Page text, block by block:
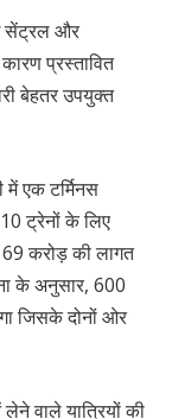
सेंट्रल और
प्रस्तावित
बेहतर उपयुक्त
एक टर्मिनस
ट्रेनों के लिए
69 करोड़ की लागत
के अनुसार, 600
जिसके दोनों ओर
वाले यात्रियों की